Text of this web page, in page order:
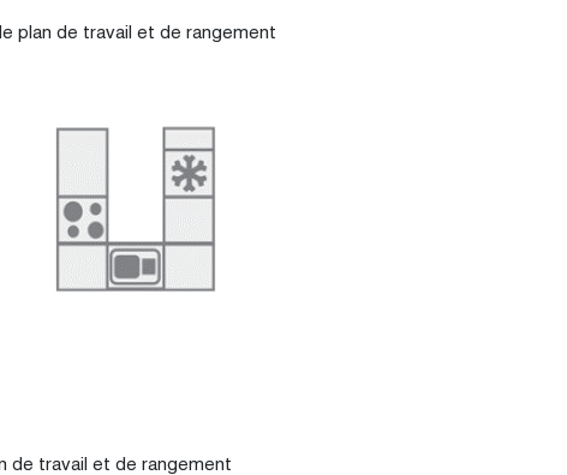
plan de travail et de rangement
de travail et de rangement